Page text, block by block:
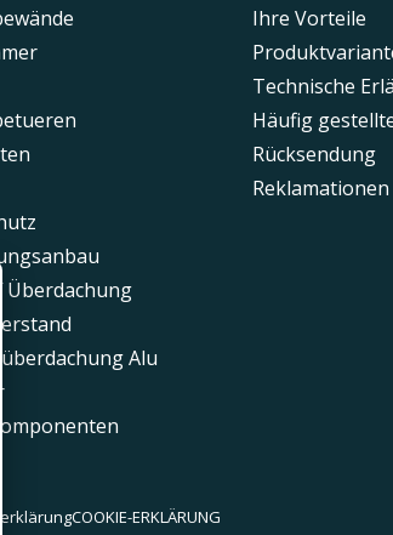
Überdachung
Alu
Ihre Vorteile
Technische
Häufig
Rücksendung
Reklamationen
COOKIE-ERKLÄRUNG